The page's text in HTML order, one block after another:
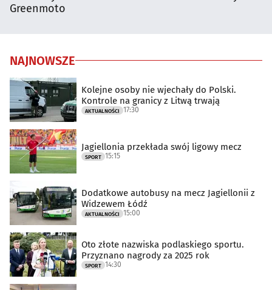
Greenmoto
NAJNOWSZE
Kolejne osoby nie wjechały do Polski.
Kontrole na granicy z Litwą trwają
AKTUALNOŚCI 17:30
Jagiellonia przekłada swój ligowy mecz
SPORT 15:15
Dodatkowe autobusy na mecz Jagiellonii z
Widzewem Łódź
AKTUALNOŚCI 15:00
Oto złote nazwiska podlaskiego sportu.
Przyznano nagrody za 2025 rok
SPORT 14:30